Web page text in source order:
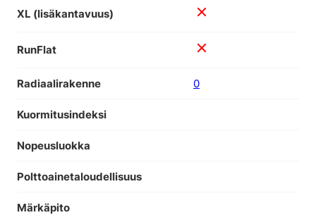
XL (lisäkantavuus)
RunFlat
Radiaalirakenne 0
Kuormitusindeksi
Nopeusluokka
Polttoainetaloudellisuus
Märkäpito